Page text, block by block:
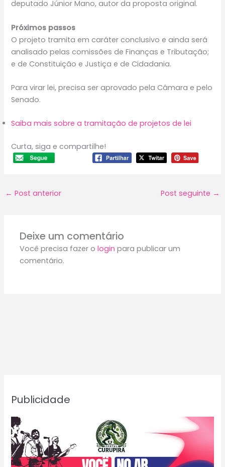
Publicidade
deputado Júnior Mano, autor da proposta original.
Próximos passos
O projeto tramita emcaráter conclusivo e ainda será
analisado pelas comissões de Finanças e Tributação;
e de Constituição e Justiça e de Cidadania.
Para virar lei, precisa ser aprovado pela Câmara e pelo
Senado.
Saiba mais sobre a tramitação de projetos de lei
Curta, siga e compartilhe!
← Post anterior Post seguinte →
Deixe um comentário
Você precisa fazer ologin para publicar um
comentário.